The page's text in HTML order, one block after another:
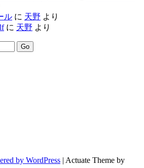
ル に 天野 より
に 天野 より
by WordPress | Actuate Theme by